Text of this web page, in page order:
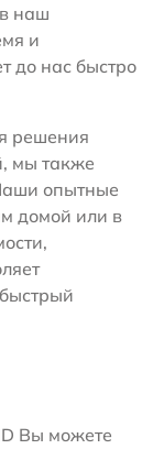
наш
и
до нас быстро
решения
мы также
опытные
домой или в
Вы можете